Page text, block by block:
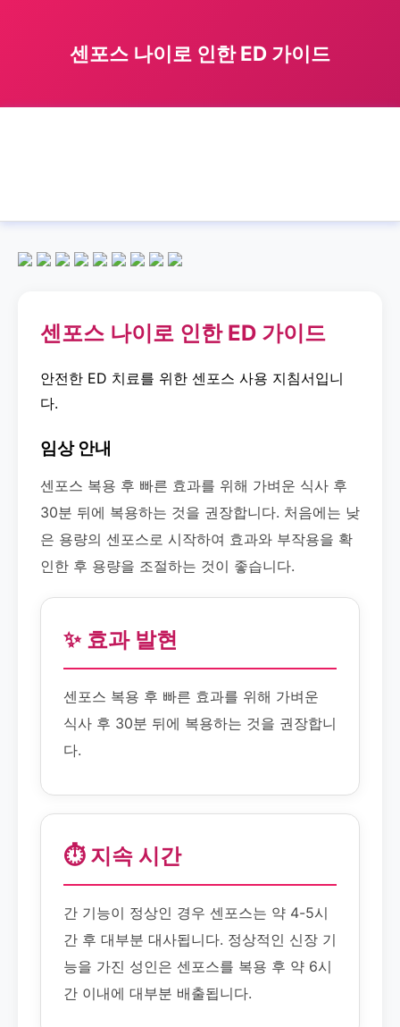
센포스 나이로 인한 ED 가이드
센포스 나이로 인한 ED 가이드
안전한 ED 치료를 위한 센포스 사용 지침서입니
다.
임상 안내
센포스 복용 후 빠른 효과를 위해 가벼운 식사 후
30분 뒤에 복용하는 것을 권장합니다. 처음에는 낮
은 용량의 센포스로 시작하여 효과와 부작용을 확
인한 후 용량을 조절하는 것이 좋습니다.
✨ 효과 발현
센포스 복용 후 빠른 효과를 위해 가벼운
식사 후 30분 뒤에 복용하는 것을 권장합니
다.
⏱️ 지속 시간
간 기능이 정상인 경우 센포스는 약 4-5시
간 후 대부분 대사됩니다. 정상적인 신장 기
능을 가진 성인은 센포스를 복용 후 약 6시
간 이내에 대부분 배출됩니다.